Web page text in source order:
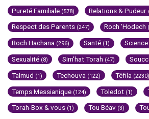
Pureté Familiale (578) Relations & Pudeur
Respect des Parents (247) Roch 'Hodech
Roch Hachana (296) Santé (1)
Sexualité (8) Sim'hat Torah (47)
Talmud (1) Techouva (122) Téfila (2230)
Temps Messianique (124) Toledot (1)
Torah-Box & vous (1) Tou Béav (3)